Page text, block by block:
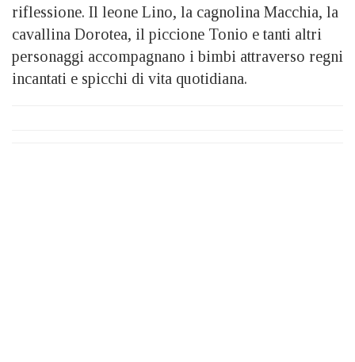
riflessione. Il leone Lino, la cagnolina Macchia, la
cavallina Dorotea, il piccione Tonio e tanti altri
personaggi accompagnano i bimbi attraverso regni
incantati e spicchi di vita quotidiana.